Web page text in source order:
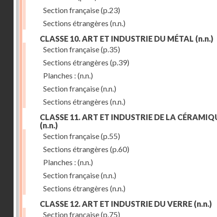
Section française(p.23)
Sections étrangères (n.n.)
CLASSE 10. ART ET INDUSTRIE DU MÉTAL (n.n.)
Section française(p.35)
Sections étrangères (p.39)
Planches : (n.n.)
Section française(n.n.)
Sections étrangères (n.n.)
CLASSE 11. ART ET INDUSTRIE DE LA
(n.n.)
Section française(p.55)
Sections étrangères (p.60)
Planches : (n.n.)
Section française(n.n.)
Sections étrangères (n.n.)
CLASSE 12. ART ET INDUSTRIE DU VERRE (n.n.)
Section française(p.75)